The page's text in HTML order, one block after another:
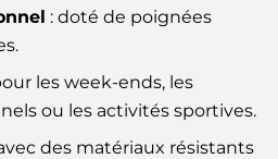
: doté de poignées
les week-ends, les
ou les activités sportives.
des matériaux résistants